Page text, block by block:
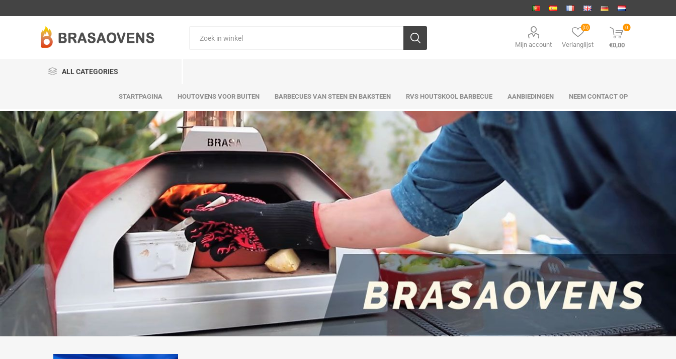
Mijn account Verlanglijst
(0) 0
€0,00
ALL CATEGORIES
STARTPAGINA HOUTOVENS VOOR BUITEN BARBECUES VAN STEEN EN BAKSTEEN RVS HOUTSKOOL BARBECUE AANBIEDINGEN NEEM CONTACT OP